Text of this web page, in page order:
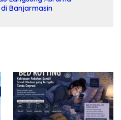
Banjarmasin